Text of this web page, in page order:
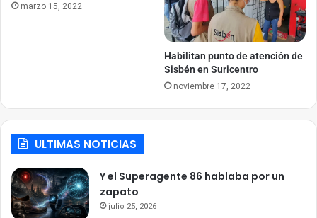
marzo 15, 2022
Habilitan punto de atención de
Sisbén en Suricentro
noviembre 17, 2022
ULTIMAS NOTICIAS
Y el Superagente 86 hablaba por un
zapato
julio 25, 2026